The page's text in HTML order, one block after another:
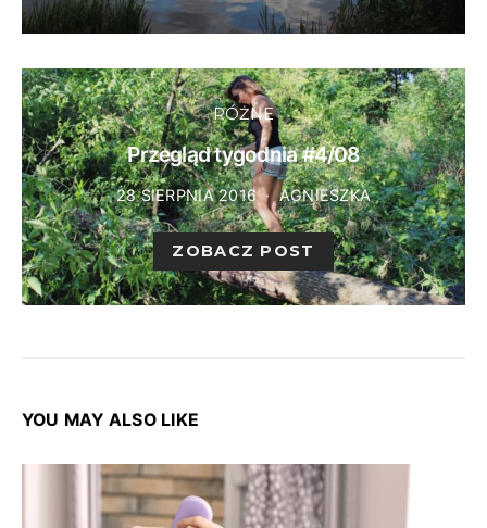
RÓŻNE
Przegląd tygodnia #4/08
28 SIERPNIA 2016 AGNIESZKA
ZOBACZ POST
YOU MAY ALSO LIKE